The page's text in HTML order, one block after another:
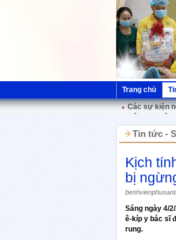
Trang chủ
Các sự kiện
Tin tức -
Kịch
bị
Sáng ngày 4/
ê-kíp y bác sĩ
rung.